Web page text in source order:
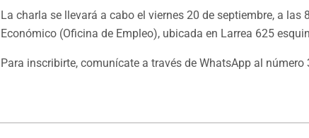
La charla se llevará a cabo el viernes 20 de septiembre, a las
Económico (Oficina de Empleo), ubicada en Larrea 625
Para inscribirte, comunícate a través de WhatsApp al número